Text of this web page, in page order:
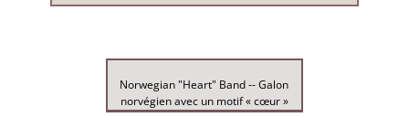
Norwegian "Heart" Band -- Galon
norvégien avec un motif « cœur »